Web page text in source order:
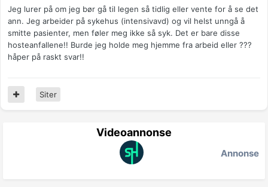
Jeg lurer på om jeg bør gå til legen så tidlig eller vente for å se det
ann. Jeg arbeider på sykehus (intensivavd) og vil helst unngå å
smitte pasienter, men føler meg ikke så syk. Det er bare disse
hosteanfallene!! Burde jeg holde meg hjemme fra arbeid eller ???
håper på raskt svar!!
Siter
Videoannonse
Annonse